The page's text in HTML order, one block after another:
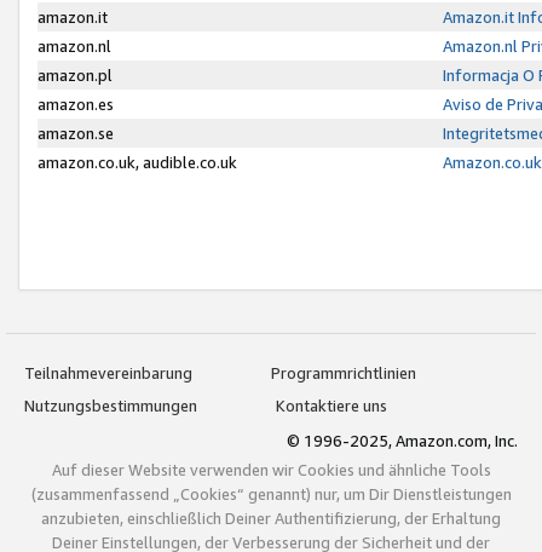
amazon.it
Amazon.it
amazon.nl
Amazon.nl
amazon.pl
Informacja O
amazon.es
Aviso de
amazon.se
amazon.co.uk, audible.co.uk
Teilnahmevereinbarung
Programmrichtlinien
Nutzungsbestimmungen
Kontaktiere uns
© 1996-2025, Amazon.com, Inc.
Auf dieser Website verwenden wir Cookies und ähnliche Tools
(zusammenfassend „Cookies“ genannt) nur, um Dir Dienstleistungen
anzubieten, einschließlich Deiner Authentifizierung, der Erhaltung
Deiner Einstellungen, der Verbesserung der Sicherheit und der